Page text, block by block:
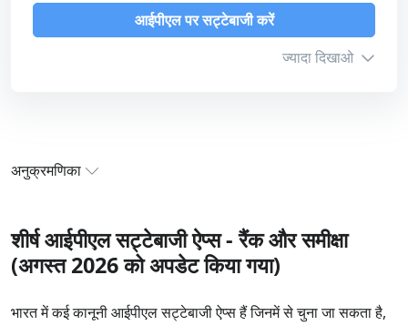
समीक्षा पढ़ें
ग्राहक सहायता
5
कुल मिलाकर
आईपीएल पर सट्टेबाजी करें
ज्यादा दिखाओ
22Bet 2017 में स्थापित एक सुरक्षित, कानूनी और लाइसेंस प्राप्त
ऑपरेटर है। वर्तमान में उनके पास कुराकाओ जुआ लाइसेंस है और वे
करते हैं। खिलाड़ी 40+ खेल, 1000 कसीनो गेम और 100+ लाइव
डीलर कसीनो टेबल पर जुआ खेल सकते हैं।
अनुक्रमणिका
भारत में शीर्ष आईपीएल सट्टेबाजी ऐप्स की तुलना करें
आईपीएल के लिए सर्वश्रेष्ठ बेटिंग ऐप कौन सा है?
शीर्ष आईपीएल सट्टेबाजी ऐप्स - रैंक और समीक्षा
(अगस्त 2026 को अपडेट किया गया)
भारत में कई कानूनी आईपीएल सट्टेबाजी ऐप्स हैं जिनमें से चुना जा सकता है,